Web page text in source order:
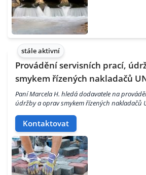
stále aktivní
Provádění servisních prací,
smykem řízených nakladačů
Paní Marcela H. hledá dodavatele na
údržby a oprav smykem řízených nakladačů
Kontaktovat